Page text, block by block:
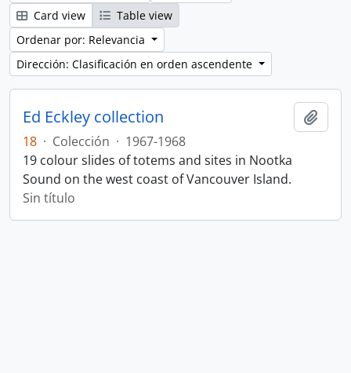
Card view
Table view
Ordenar por: Relevancia
Dirección: Clasificación en orden ascendente
Ed Eckley collection
18 · Colección · 1967-1968
19 colour slides of totems and sites in Nootka
Sound on the west coast of Vancouver Island.
Sin título